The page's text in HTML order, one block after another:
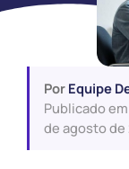
Por Equipe
Publicado
de agosto de